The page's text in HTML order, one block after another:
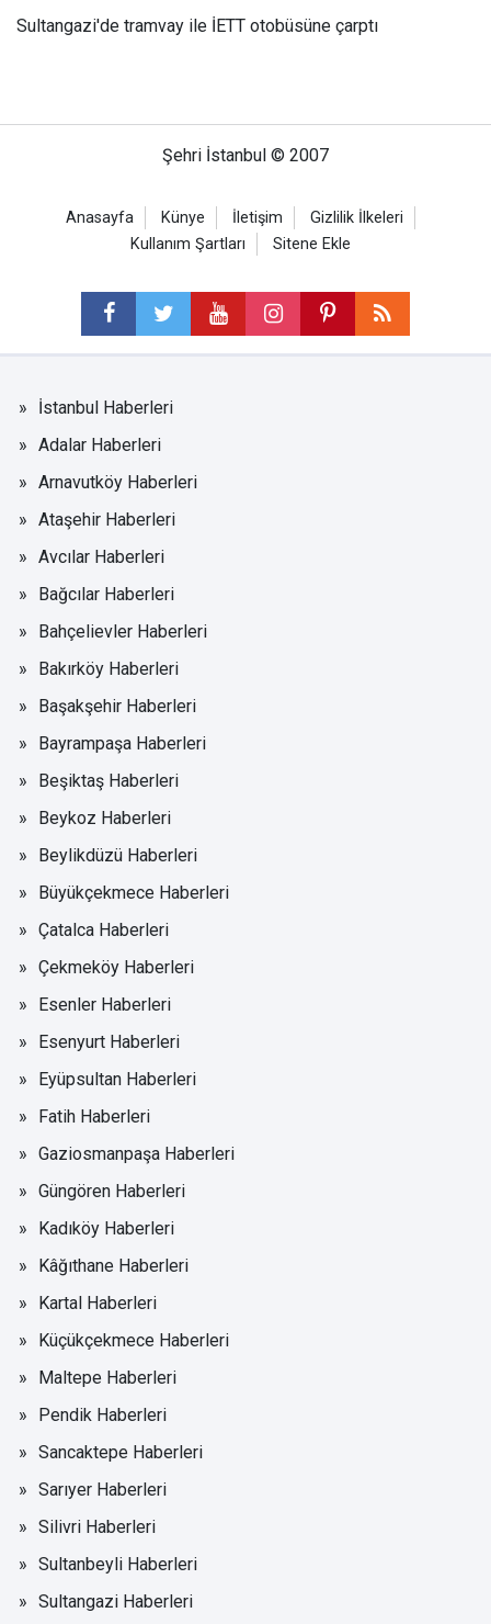
Sultangazi'de tramvay ile İETT otobüsüne çarptı
Şehri İstanbul © 2007
Anasayfa Künye İletişim
Gizlilik İlkeleri
Kullanım Şartları
Sitene Ekle
İstanbul Haberleri
Adalar Haberleri
Arnavutköy Haberleri
Ataşehir Haberleri
Avcılar Haberleri
Bağcılar Haberleri
Bahçelievler Haberleri
Bakırköy Haberleri
Başakşehir Haberleri
Bayrampaşa Haberleri
Beşiktaş Haberleri
Beykoz Haberleri
Beylikdüzü Haberleri
Büyükçekmece Haberleri
Çatalca Haberleri
Çekmeköy Haberleri
Esenler Haberleri
Esenyurt Haberleri
Eyüpsultan Haberleri
Fatih Haberleri
Gaziosmanpaşa Haberleri
Güngören Haberleri
Kadıköy Haberleri
Kâğıthane Haberleri
Kartal Haberleri
Küçükçekmece Haberleri
Maltepe Haberleri
Pendik Haberleri
Sancaktepe Haberleri
Sarıyer Haberleri
Silivri Haberleri
Sultanbeyli Haberleri
Sultangazi Haberleri